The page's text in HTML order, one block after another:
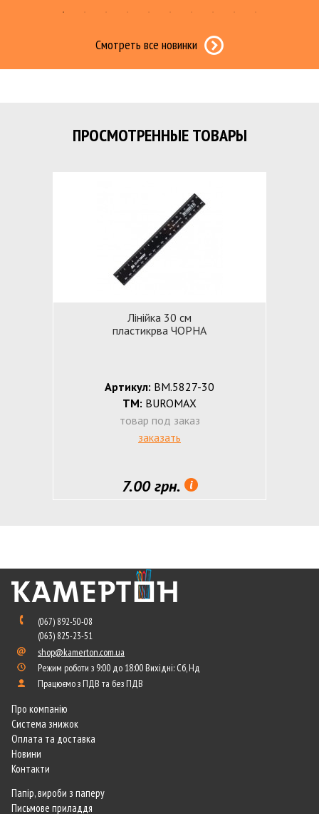
Смотреть все новинки
ПРОСМОТРЕННЫЕ ТОВАРЫ
Лінійка 30 см
пластикрва ЧОРНА
Артикул: ВМ.5827-30
ТМ: BUROMAX
товар под заказ
заказать
7.00 грн.
(067) 892-50-08
(063) 825-23-51
shop@kamerton.com.ua
Режим роботи з 9:00 до 18:00 Вихідні: Сб, Нд
Працюємо з ПДВ та без ПДВ
Про компанію
Система знижок
Оплата та доставка
Новини
Контакти
Папір, вироби з паперу
Письмове приладдя